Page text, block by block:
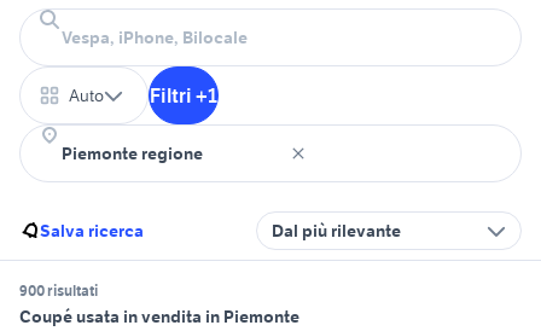
Auto Filtri +1
Salva ricerca Dal più rilevante
900 risultati
Coupé usata in vendita in Piemonte